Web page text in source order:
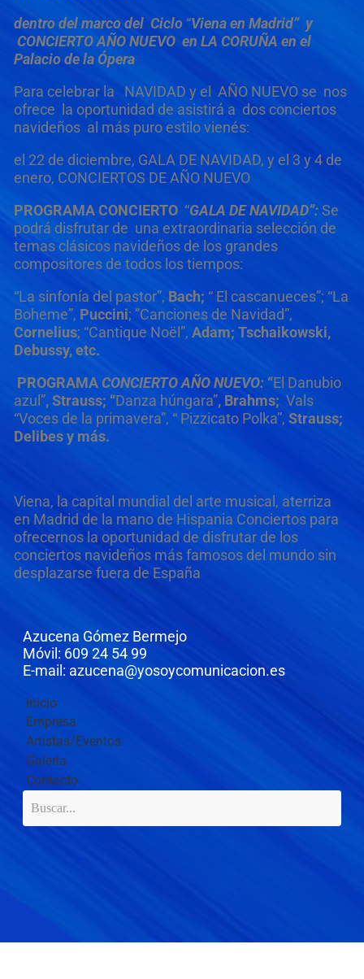
dentro del marco del Ciclo “Viena en Madrid” y
CONCIERTO AÑO NUEVO en LA CORUÑA en el
Palacio de la Ópera
Para celebrar la NAVIDAD y el AÑO NUEVO se nos
ofrece la oportunidad de asistirá a dos conciertos
navideños al más puro estilo vienés:
el 22 de diciembre, GALA DE NAVIDAD, y el 3 y 4 de
enero, CONCIERTOS DE AÑO NUEVO
PROGRAMA CONCIERTO“GALA DE NAVIDAD”:Se
podrá disfrutar de una extraordinaria selección de
temas clásicos navideños de los grandes
compositores de todos los tiempos:
“La sinfonía del pastor”, Bach; “ El cascanueces”; “La
Boheme”, Puccini; ”Canciones de Navidad”,
Cornelius; “Cantique Noël”, Adam; Tschaikowski,
Debussy, etc.
PROGRAMA CONCIERTO AÑO NUEVO:“El Danubio
azul”, Strauss; “Danza húngara”, Brahms; Vals
“Voces de la primavera”, “ Pizzicato Polka”, Strauss;
Delibes y más.
Viena, la capital mundial del arte musical, aterriza
en Madrid de la mano de Hispania Conciertos para
ofrecernos la oportunidad de disfrutar de los
conciertos navideños más famosos del mundo sin
desplazarse fuera de España
Azucena Gómez Bermejo
Móvil: 609 24 54 99
E-mail: azucena@yosoycomunicacion.es
Inicio
Empresa
Artistas/Eventos
Galería
Contacto